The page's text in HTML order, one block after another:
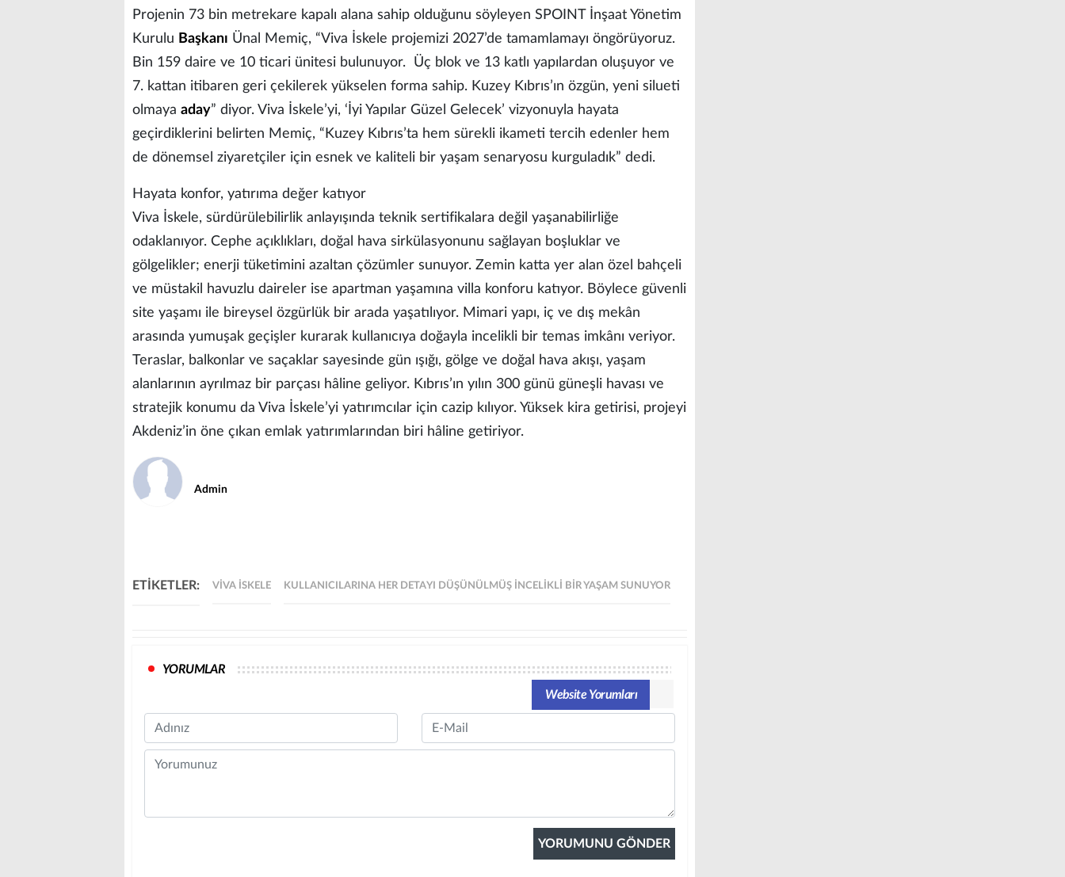
Projenin 73 bin metrekare kapalı alana sahip olduğunu söyleyen SPOINT İnşaat Yönetim
Kurulu Başkanı Ünal Memiç, “Viva İskele projemizi 2027’de tamamlamayı öngörüyoruz.
Bin 159 daire ve 10 ticari ünitesi bulunuyor. Üç blok ve 13 katlı yapılardan oluşuyor ve
7. kattan itibaren geri çekilerek yükselen forma sahip. Kuzey Kıbrıs’ın özgün, yeni silueti
olmaya aday” diyor. Viva İskele’yi, ‘İyi Yapılar Güzel Gelecek’ vizyonuyla hayata
geçirdiklerini belirten Memiç, “Kuzey Kıbrıs’ta hem sürekli ikameti tercih edenler hem
de dönemsel ziyaretçiler için esnek ve kaliteli bir yaşam senaryosu kurguladık” dedi.
Hayata konfor, yatırıma değer katıyor
Viva İskele, sürdürülebilirlik anlayışında teknik sertifikalara değil yaşanabilirliğe
odaklanıyor. Cephe açıklıkları, doğal hava sirkülasyonunu sağlayan boşluklar ve
gölgelikler; enerji tüketimini azaltan çözümler sunuyor. Zemin katta yer alan özel bahçeli
ve müstakil havuzlu daireler ise apartman yaşamına villa konforu katıyor. Böylece güvenli
site yaşamı ile bireysel özgürlük bir arada yaşatılıyor. Mimari yapı, iç ve dış mekân
arasında yumuşak geçişler kurarak kullanıcıya doğayla incelikli bir temas imkânı veriyor.
Teraslar, balkonlar ve saçaklar sayesinde gün ışığı, gölge ve doğal hava akışı, yaşam
alanlarının ayrılmaz bir parçası hâline geliyor. Kıbrıs’ın yılın 300 günü güneşli havası ve
stratejik konumu da Viva İskele’yi yatırımcılar için cazip kılıyor. Yüksek kira getirisi, projeyi
Akdeniz’in öne çıkan emlak yatırımlarından biri hâline getiriyor.
Admin
ETİKETLER: VIVA İSKELE KULLANICILARINA HER DETAYI DÜŞÜNÜLMÜŞ INCELIKLI BIR YAŞAM SUNUYOR
YORUMLAR
Website Yorumları
Name Email
Comment